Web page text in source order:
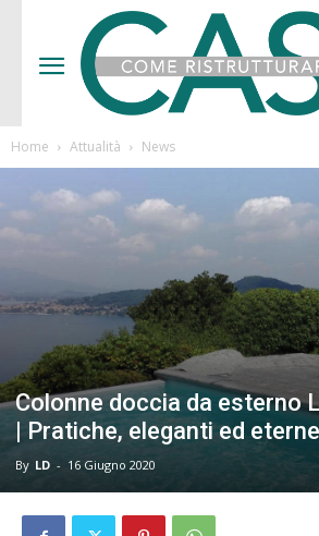
Home Attualità News
Colonne doccia da esterno
| Pratiche, eleganti ed eterne
By LD - 16 Giugno 2020